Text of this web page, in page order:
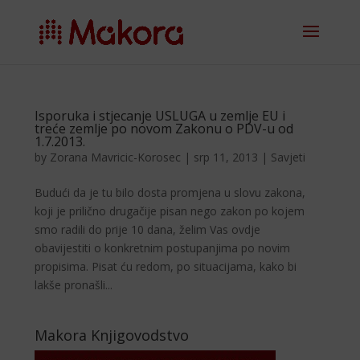
Isporuka i stjecanje USLUGA u zemlje EU i
treće zemlje po novom Zakonu o PDV-u od
1.7.2013.
by Zorana Mavricic-Korosec | srp 11, 2013 | Savjeti
Budući da je tu bilo dosta promjena u slovu zakona,
koji je prilično drugačije pisan nego zakon po kojem
smo radili do prije 10 dana, želim Vas ovdje
obavijestiti o konkretnim postupanjima po novim
propisima. Pisat ću redom, po situacijama, kako bi
lakše pronašli...
Makora Knjigovodstvo